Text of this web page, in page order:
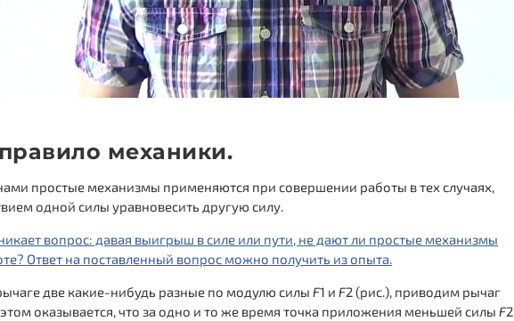
механики.
простые механизмы применяются при совершении работы в тех случаях,
одной силы уравновесить другую силу.
вопрос: давая выигрыш в силе или пути, не дают ли простые механизмы
Ответ на поставленный вопрос можно получить из опыта.
две какие-нибудь разные по модулю силы F1 и F2 (рис.), приводим рычаг
оказывается, что за одно и то же время точка приложения меньшей силы F2